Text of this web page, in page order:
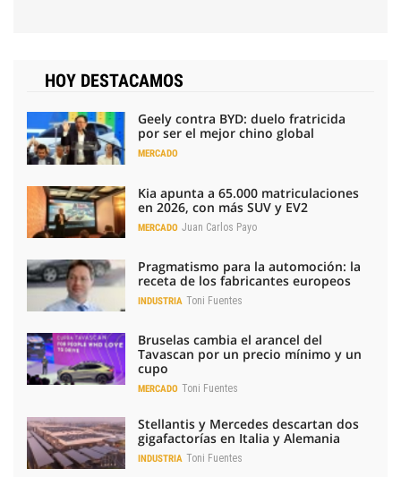
HOY DESTACAMOS
Geely contra BYD: duelo fratricida
por ser el mejor chino global
MERCADO
Kia apunta a 65.000 matriculaciones
en 2026, con más SUV y EV2
MERCADO Juan Carlos Payo
Pragmatismo para la automoción: la
receta de los fabricantes europeos
INDUSTRIA Toni Fuentes
Bruselas cambia el arancel del
Tavascan por un precio mínimo y un
cupo
MERCADO Toni Fuentes
Stellantis y Mercedes descartan dos
gigafactorías en Italia y Alemania
INDUSTRIA Toni Fuentes